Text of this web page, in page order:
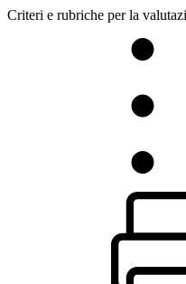
Criteri e rubriche per la